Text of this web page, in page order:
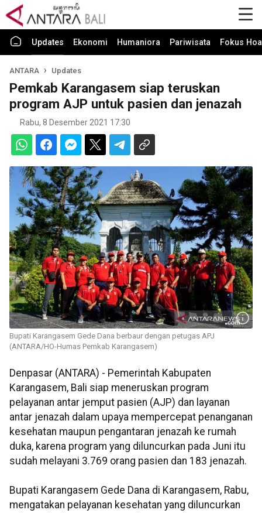
Updates Ekonomi Humaniora Pariwisata Fokus
ANTARA Updates
Pemkab Karangasem siap teruskan
program AJP untuk pasien dan jenazah
Rabu, 8 Desember 2021 17:30
Bupati Karangasem Gede Dana berbaur dengan petugas APJ
(ANTARA/HO-Humas Pemkab Karangasem)
Denpasar (ANTARA) - Pemerintah Kabupaten
Karangasem, Bali siap meneruskan program
pelayanan antar jemput pasien (AJP) dan layanan
antar jenazah dalam upaya mempercepat penanganan
kesehatan maupun pengantaran jenazah ke rumah
duka, karena program yang diluncurkan pada Juni itu
sudah melayani 3.769 orang pasien dan 183 jenazah.
Bupati Karangasem Gede Dana di Karangasem, Rabu,
mengatakan pelayanan kesehatan yang diluncurkan